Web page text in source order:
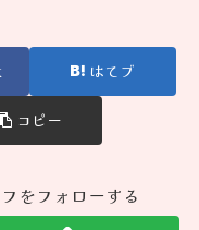
はてブ
コピー
をフォローする